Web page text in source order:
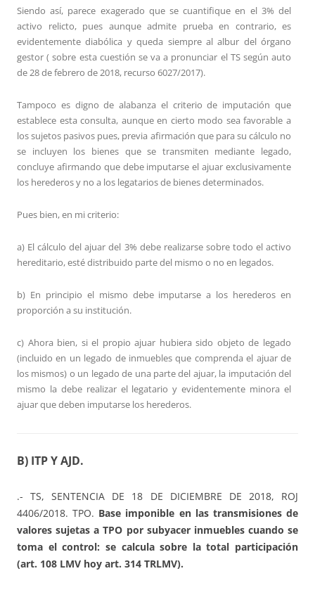
Siendo así, parece exagerado que se cuantifique en el 3% del
activo relicto, pues aunque admite prueba en contrario, es
evidentemente diabólica y queda siempre al albur del órgano
gestor ( sobre esta cuestión se va a pronunciar el TS según auto
de 28 de febrero de 2018, recurso 6027/2017).
Tampoco es digno de alabanza el criterio de imputación que
establece esta consulta, aunque en cierto modo sea favorable a
los sujetos pasivos pues, previa afirmación que para su cálculo no
se incluyen los bienes que se transmiten mediante legado,
concluye afirmando que debe imputarse el ajuar exclusivamente
los herederos y no a los legatarios de bienes determinados.
Pues bien, en mi criterio:
a) El cálculo del ajuar del 3% debe realizarse sobre todo el activo
hereditario, esté distribuido parte del mismo o no en legados.
b) En principio el mismo debe imputarse a los herederos en
proporción a su institución.
c) Ahora bien, si el propio ajuar hubiera sido objeto de legado
(incluido en un legado de inmuebles que comprenda el ajuar de
los mismos) o un legado de una parte del ajuar, la imputación del
mismo la debe realizar el legatario y evidentemente minora el
ajuar que deben imputarse los herederos.
B) ITP Y AJD.
.- TS, SENTENCIA DE 18 DE DICIEMBRE DE 2018, ROJ
4406/2018. TPO. Base imponible en las transmisiones de
valores sujetas a TPO por subyacer inmuebles cuando se
toma el control: se calcula sobre la total participación
(art. 108 LMV hoy art. 314 TRLMV).